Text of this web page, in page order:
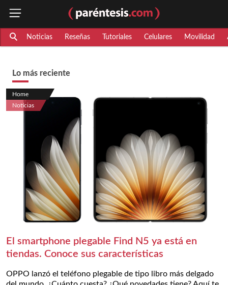
Noticias Reseñas Tutoriales Celulares Movilidad
Lo más reciente
Home
Noticias
El smartphone plegable Find N5 ya está en
tiendas. Conoce sus características
OPPO lanzó el teléfono plegable de tipo libro más delgado